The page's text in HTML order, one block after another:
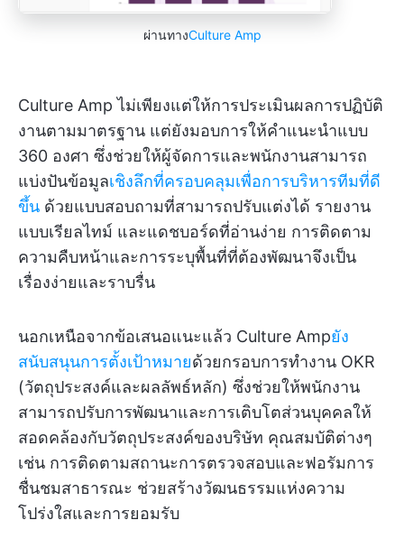
ผ่านทางCulture Amp
Culture Amp ไม่เพียงแต่ให้การประเมินผลการปฏิบัติ
งานตามมาตรฐาน แต่ยังมอบการให้คำแนะนำแบบ
360 องศา ซึ่งช่วยให้ผู้จัดการและพนักงานสามารถ
แบ่งปันข้อมูลเชิงลึกที่ครอบคลุมเพื่อการบริหารทีมที่ดี
ขึ้น ด้วยแบบสอบถามที่สามารถปรับแต่งได้ รายงาน
แบบเรียลไทม์ และแดชบอร์ดที่อ่านง่าย การติดตาม
ความคืบหน้าและการระบุพื้นที่ที่ต้องพัฒนาจึงเป็น
เรื่องง่ายและราบรื่น
นอกเหนือจากข้อเสนอแนะแล้ว Culture Ampยัง
สนับสนุนการตั้งเป้าหมายด้วยกรอบการทำงาน OKR
(วัตถุประสงค์และผลลัพธ์หลัก) ซึ่งช่วยให้พนักงาน
สามารถปรับการพัฒนาและการเติบโตส่วนบุคคลให้
สอดคล้องกับวัตถุประสงค์ของบริษัท คุณสมบัติต่างๆ
เช่น การติดตามสถานะการตรวจสอบและฟอรัมการ
ชื่นชมสาธารณะ ช่วยสร้างวัฒนธรรมแห่งความ
โปร่งใสและการยอมรับ